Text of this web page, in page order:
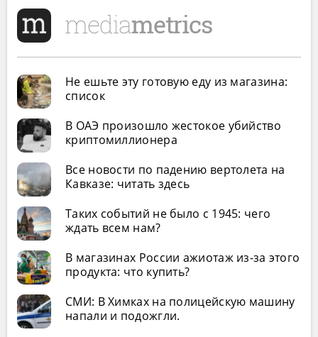
Не ешьте эту готовую еду из магазина:
список
В ОАЭ произошло жестокое убийство
криптомиллионера
Все новости по падению вертолета на
Кавказе: читать здесь
Таких событий не было с 1945: чего
ждать всем нам?
В магазинах России ажиотаж из-за этого
продукта: что купить?
СМИ: В Химках на полицейскую машину
напали и подожгли.